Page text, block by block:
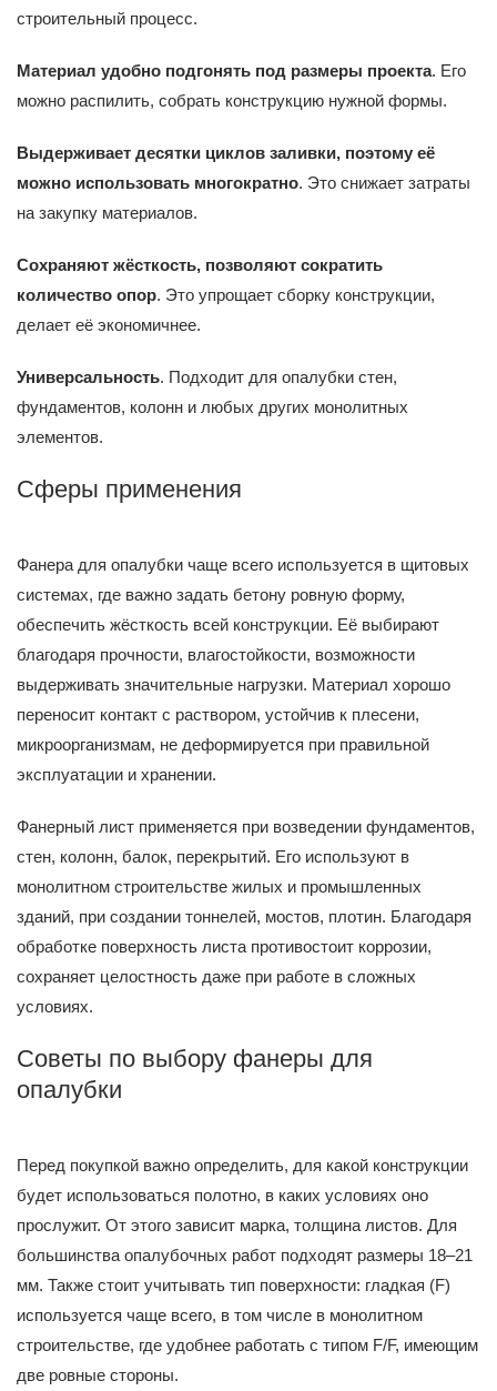
строительный процесс.
Материал удобно подгонять под размеры проекта. Его
можно распилить, собрать конструкцию нужной формы.
Выдерживает десятки циклов заливки, поэтому её
можно использовать многократно. Это снижает затраты
на закупку материалов.
Сохраняют жёсткость, позволяют сократить
количество опор. Это упрощает сборку конструкции,
делает её экономичнее.
Универсальность. Подходит для опалубки стен,
фундаментов, колонн и любых других монолитных
элементов.
Сферы применения
Фанера для опалубки чаще всего используется в щитовых
системах, где важно задать бетону ровную форму,
обеспечить жёсткость всей конструкции. Её выбирают
благодаря прочности, влагостойкости, возможности
выдерживать значительные нагрузки. Материал хорошо
переносит контакт с раствором, устойчив к плесени,
микроорганизмам, не деформируется при правильной
эксплуатации и хранении.
Фанерный лист применяется при возведении фундаментов,
стен, колонн, балок, перекрытий. Его используют в
монолитном строительстве жилых и промышленных
зданий, при создании тоннелей, мостов, плотин. Благодаря
обработке поверхность листа противостоит коррозии,
сохраняет целостность даже при работе в сложных
условиях.
Советы по выбору фанеры для
опалубки
Перед покупкой важно определить, для какой конструкции
будет использоваться полотно, в каких условиях оно
прослужит. От этого зависит марка, толщина листов. Для
большинства опалубочных работ подходят размеры 18–21
мм. Также стоит учитывать тип поверхности: гладкая (F)
используется чаще всего, в том числе в монолитном
строительстве, где удобнее работать с типом F/F, имеющим
две ровные стороны.